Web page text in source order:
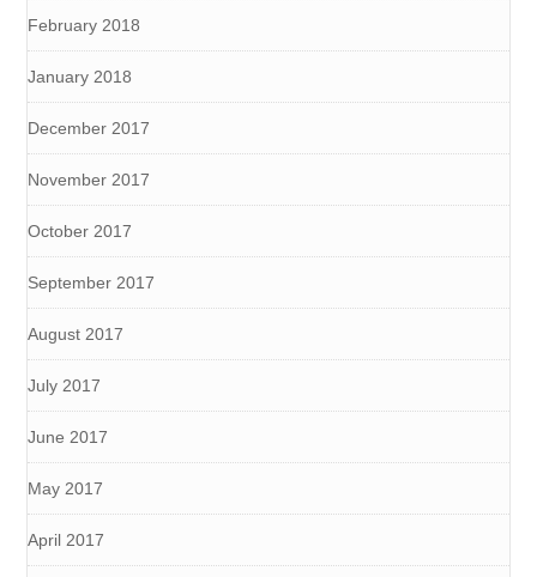
February 2018
January 2018
December 2017
November 2017
October 2017
September 2017
August 2017
July 2017
June 2017
May 2017
April 2017